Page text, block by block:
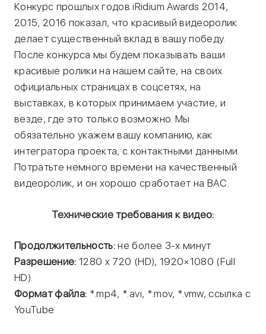
Конкурс прошлых годов iRidium Awards 2014,
2015, 2016 показал, что красивый видеоролик
делает существенный вклад в вашу победу.
После конкурса мы будем показывать ваши
красивые ролики на нашем сайте, на своих
официальных страницах в соцсетях, на
выставках, в которых принимаем участие, и
везде, где это только возможно. Мы
обязательно укажем вашу компанию, как
интегратора проекта, с контактными данными.
Потратьте немного времени на качественный
видеоролик, и он хорошо сработает на ВАС.
Технические требования к видео:
Продолжительность: не более 3-х минут
Разрешение: 1280 x 720 (HD), 1920×1080 (Full
HD).
Формат файла: *.mp4, *.avi, *.mov, *.vmw, ссылка с
YouTube